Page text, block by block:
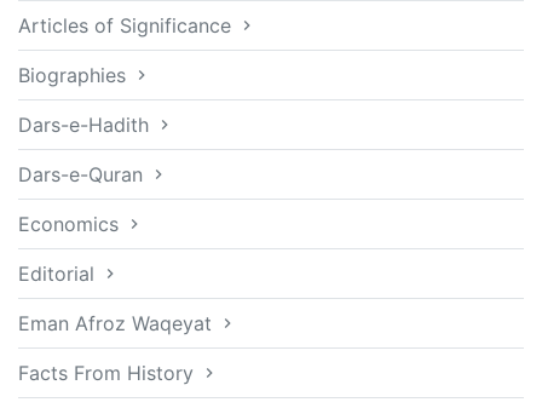
Articles of Significance
Biographies
Dars-e-Hadith
Dars-e-Quran
Economics
Editorial
Eman Afroz Waqeyat
Facts From History